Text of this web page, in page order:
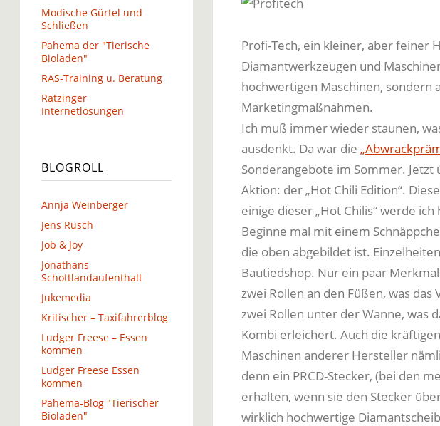
Modische Gürtel und
Schließen
Pahema der "Tierische
Bioladen"
RAS-Training u. Beratung
Ratzinger
Internetlösungen
BLOGROLL
Annja Weinberger
Jens Rusch
Job & Joy
Jonathans
Schottlandaufenthalt
Jukemedia
Kritischer – Taxifahrerblog
Ludger Freese – Essen
kommen
Ludger Freese Essen
kommen
Pahema-Blog "Tierischer
Bioladen"
Profi-Tech, ein kleiner, aber feiner
Diamantwerkzeugen und
hochwertigen Maschinen, sondern
Marketingmaßnahmen.
Ich muß immer wieder staunen,
ausdenkt. Da war die
Sonderangebote im Sommer.
Aktion: der „Hot Chili Edition“.
einige dieser „Hot Chilis“ werde
Beginne mal mit einem
die oben abgebildet ist.
Bautiedshop. Nur ein paar
zwei Rollen an den Füßen, was
zwei Rollen unter der Wanne, was
Kombi erleichert. Auch die
Maschinen anderer Hersteller
denn ein PRCD-Stecker, (bei den
erhalten, wenn sie den Stecker
wirklich hochwertige